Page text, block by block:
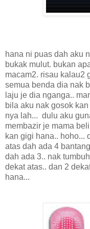
hana ni puas dah aku
bukak mulut. bukan
macam2. risau kalau2
semua benda dia nak
laju je dia nganga..
bila aku nak gosok
nya lah... dulu aku
membazir je mama
kan gigi hana.. hoho...
atas dah ada 4
dah ada 3.. nak
dekat atas.. dan 2
hana...